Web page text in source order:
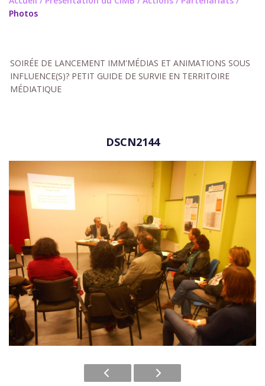
Photos
SOIRÉE DE LANCEMENT IMM'MÉDIAS ET ANIMATIONS SOUS
INFLUENCE(S)? PETIT GUIDE DE SURVIE EN TERRITOIRE
MÉDIATIQUE
DSCN2144